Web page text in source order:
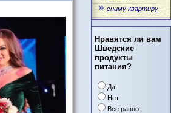
сниму квартиру
Нравятся ли вам
Шведские
продукты
питания?
Да
Нет
Все равно